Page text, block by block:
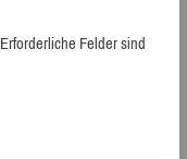
Erforderliche Felder sind